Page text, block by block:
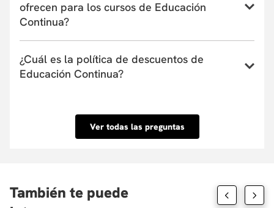
ofrecen para los cursos de Educación
Continua?
entidades financieras que ofrecen financiación de
uno a seis meses. Estas entidades pueden cubrir
inmediata. Conoce las entidades con las que
tenemos convenio aquí.
¿Cuál es la política de descuentos de
Educación Continua?
Ver todas las preguntas
También te puede